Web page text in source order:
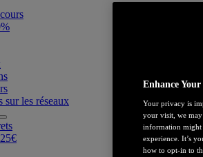
sur les réseaux
Enhance
Your privacy is
your visit, we
information might
experience. It’s
how to opt-in to